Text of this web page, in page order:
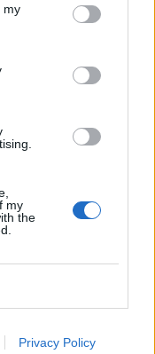
my
my
the
Privacy Policy
Próximo artigo
“PME Excelência”
concelho de Fornos
é um local de